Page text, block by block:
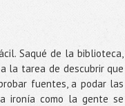
Saqué de la biblioteca,
la tarea de descubrir que
fuentes, a podar las
ironía como la gente se